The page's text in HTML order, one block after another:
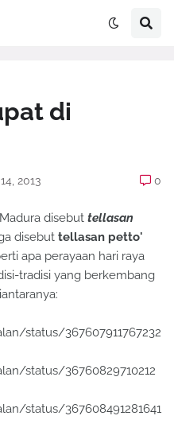
di
2013 0
disebut tellasan
disebut tellasan petto'
apa perayaan hari raya
tradisi yang berkembang
status/367607911767232
status/36760829710212
status/367608491281641